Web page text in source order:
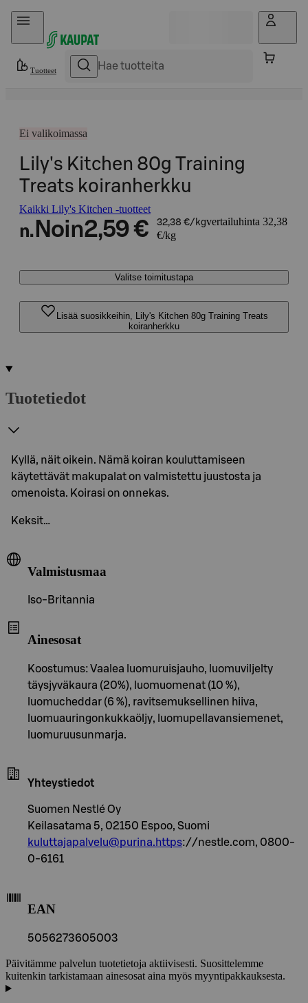
Hyppää sisältöön
Tuotteet
Ei valikoimassa
Lily's Kitchen 80g Training
Treats koiranherkku
Kaikki Lily's Kitchen -tuotteet
n. Noin2,59 € 32,38 €/kgvertailuhinta 32,38
€/kg
Valitse toimitustapa
Lisää suosikkeihin, Lily's Kitchen 80g Training Treats
koiranherkku
Tuotetiedot
Kyllä, näit oikein. Nämä koiran kouluttamiseen
käytettävät makupalat on valmistettu juustosta ja
omenoista. Koirasi on onnekas.
Keksit…
Valmistusmaa
Iso-Britannia
Ainesosat
Koostumus: Vaalea luomuruisjauho, luomuviljelty
täysjyväkaura (20%), luomuomenat (10 %),
luomucheddar (6 %), ravitsemuksellinen hiiva,
luomuauringonkukkaöljy, luomupellavansiemenet,
luomuruusunmarja.
Yhteystiedot
Suomen Nestlé Oy
Keilasatama 5, 02150 Espoo, Suomi
kuluttajapalvelu@purina.https://nestle.com, 0800-
0-6161
EAN
5056273605003
Päivitämme palvelun tuotetietoja aktiivisesti. Suosittelemme
kuitenkin tarkistamaan ainesosat aina myös myyntipakkauksesta.